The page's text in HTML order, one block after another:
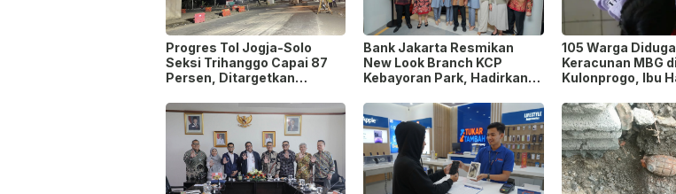
Progres Tol Jogja-Solo
Seksi Trihanggo Capai 87
Persen, Ditargetkan
Bawen Agustus 2026
Bank Jakarta Resmikan
New Look Branch KCP
Kebayoran Park, Hadirkan
Modern
105 Warga Diduga
Keracunan MBG di
Kulonprogo, Ibu
Terdampak